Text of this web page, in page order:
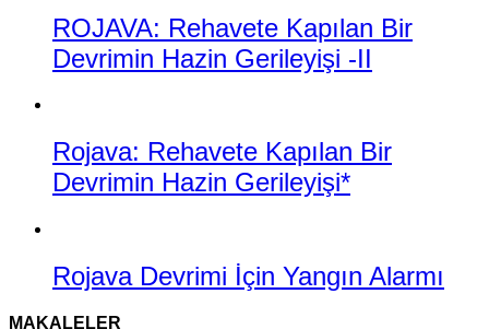
ROJAVA: Rehavete Kapılan Bir
Devrimin Hazin Gerileyişi -II
Rojava: Rehavete Kapılan Bir
Devrimin Hazin Gerileyişi*
Rojava Devrimi İçin Yangın Alarmı
MAKALELER